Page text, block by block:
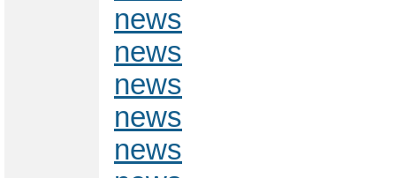
news
news
news
news
news